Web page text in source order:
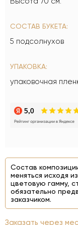
СОСТАВ БУКЕТА:
5 подсолнухов
УПАКОВКА:
упаковочная
Состав
меняться исходя
цветовую гамму,
обязательно
заказчиком.
Заказать через